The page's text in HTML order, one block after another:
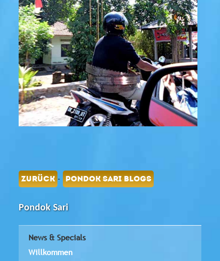
ZURÜCK - PONDOK SARI BLOGS
Pondok Sari
News & Specials
Willkommen